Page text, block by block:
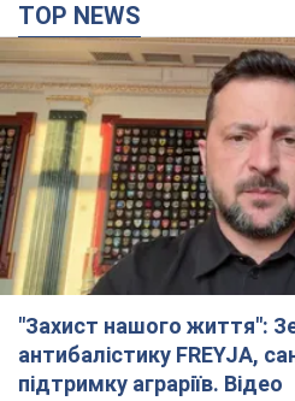
TOP NEWS
"Захист нашого життя":
антибалістику FREYJA,
підтримку аграріїв. Відео